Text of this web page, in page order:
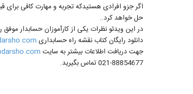
اگر جزو افرادی هستیدکه تجربه و مهارت کافی
حل خواهد کرد..
در این ویدئو نظرات یکی از کارآموزان حسابدار
دانلود رایگان کتاب نقشه راه حسابداری
جهت دریافت اطلاعات بیشتر به سایت
88854677-021 تماس بگیرید.